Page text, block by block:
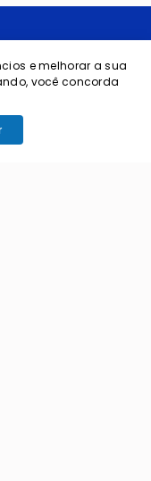
por
e melhorar a sua
você concorda